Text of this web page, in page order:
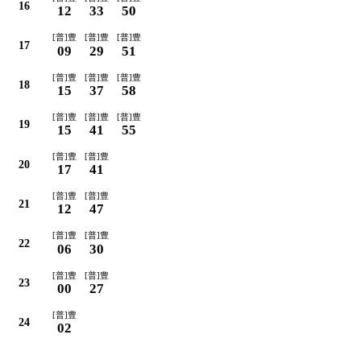
16 12 33 50
17
[普]豊
09
[普]豊
29
[普]豊
51
18
[普]豊
15
[普]豊
37
[普]豊
58
19
[普]豊
15
[普]豊
41
[普]豊
55
20
[普]豊
17
[普]豊
41
21
[普]豊
12
[普]豊
47
22
[普]豊
06
[普]豊
30
23
[普]豊
00
[普]豊
27
24
[普]豊
02